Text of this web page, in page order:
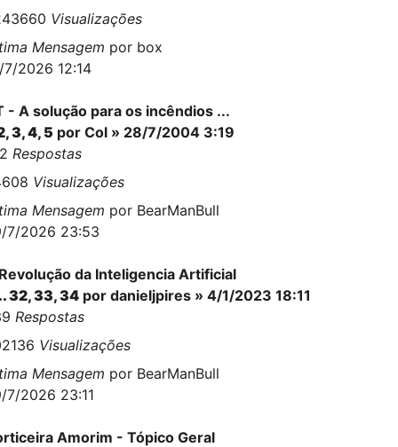
Visualizações
Mensagem por box
7/2026 12:14
- A solução para os incêndios ...
,3,4, 5 por Col » 28/7/2004 3:19
Respostas
Visualizações
Mensagem por BearManBull
7/2026 23:53
da Inteligencia Artificial
32,33,34 por danieljpires » 4/1/2023 18:11
Respostas
Visualizações
Mensagem por BearManBull
7/2026 23:11
Amorim - Tópico Geral